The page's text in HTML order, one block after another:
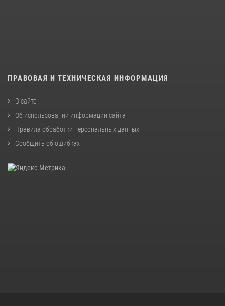
ПРАВОВАЯ И ТЕХНИЧЕСКАЯ ИНФОРМАЦИЯ
О сайте
Об использовании информации сайта
Правила обработки персональных данных
Сообщить об ошибках